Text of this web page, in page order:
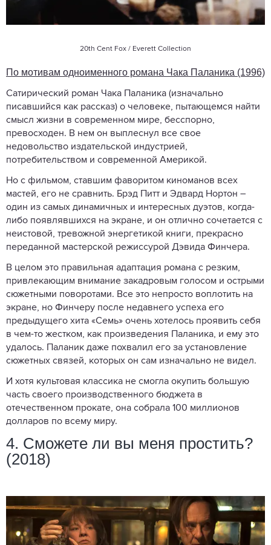
20th Cent Fox / Everett Collection
По мотивам одноименного романа Чака Паланика (1996)
Сатирический роман Чака Паланика (изначально
писавшийся как рассказ) о человеке, пытающемся найти
смысл жизни в современном мире, бесспорно,
превосходен. В нем он выплеснул все свое
недовольство издательской индустрией,
потребительством и современной Америкой.
Но с фильмом, ставшим фаворитом киноманов всех
мастей, его не сравнить. Брэд Питт и Эдвард Нортон –
один из самых динамичных и интересных дуэтов, когда-
либо появлявшихся на экране, и он отлично сочетается с
неистовой, тревожной энергетикой книги, прекрасно
переданной мастерской режиссурой Дэвида Финчера.
В целом это правильная адаптация романа с резким,
привлекающим внимание закадровым голосом и острыми
сюжетными поворотами. Все это непросто воплотить на
экране, но Финчеру после недавнего успеха его
предыдущего хита «Семь» очень хотелось проявить себя
в чем-то жестком, как произведения Паланика, и ему это
удалось. Паланик даже похвалил его за установление
сюжетных связей, которых он сам изначально не видел.
И хотя культовая классика не смогла окупить большую
часть своего производственного бюджета в
отечественном прокате, она собрала 100 миллионов
долларов по всему миру.
4. Сможете ли вы меня простить?
(2018)